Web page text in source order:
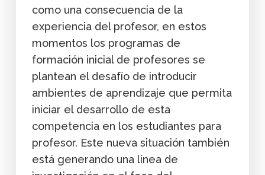
como una consecuencia de la
experiencia del profesor, en estos
momentos los programas de
formación inicial de profesores se
plantean el desafío de introducir
ambientes de aprendizaje que permita
iniciar el desarrollo de esta
competencia en los estudiantes para
profesor. Este nueva situación también
está generando una línea de